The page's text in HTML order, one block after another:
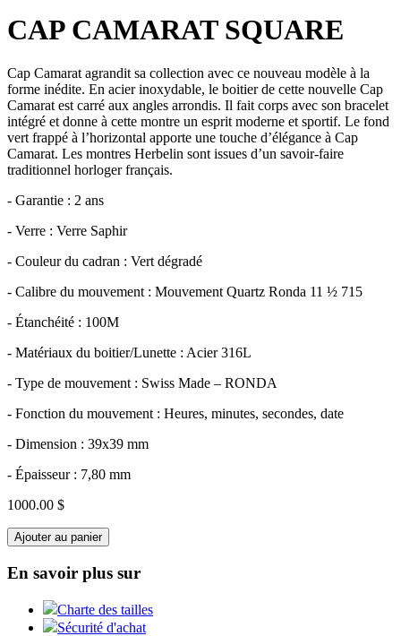
CAP CAMARAT SQUARE
Cap Camarat agrandit sa collection avec ce nouveau modèle à la
forme inédite. En acier inoxydable, le boitier de cette nouvelle Cap
Camarat est carré aux angles arrondis. Il fait corps avec son bracelet
intégré et donne à cette montre un esprit moderne et sportif. Le fond
vert frappé à l’horizontal apporte une touche d’élégance à Cap
Camarat. Les montres Herbelin sont issues d’un savoir-faire
traditionnel horloger français.
- Garantie : 2 ans
- Verre : Verre Saphir
- Couleur du cadran : Vert dégradé
- Calibre du mouvement : Mouvement Quartz Ronda 11 ½ 715
- Étanchéité : 100M
- Matériaux du boitier/Lunette : Acier 316L
- Type de mouvement : Swiss Made – RONDA
- Fonction du mouvement : Heures, minutes, secondes, date
- Dimension : 39x39 mm
- Épaisseur : 7,80 mm
1000.00 $
Ajouter au panier
En savoir plus sur
Charte des tailles
Sécurité d'achat